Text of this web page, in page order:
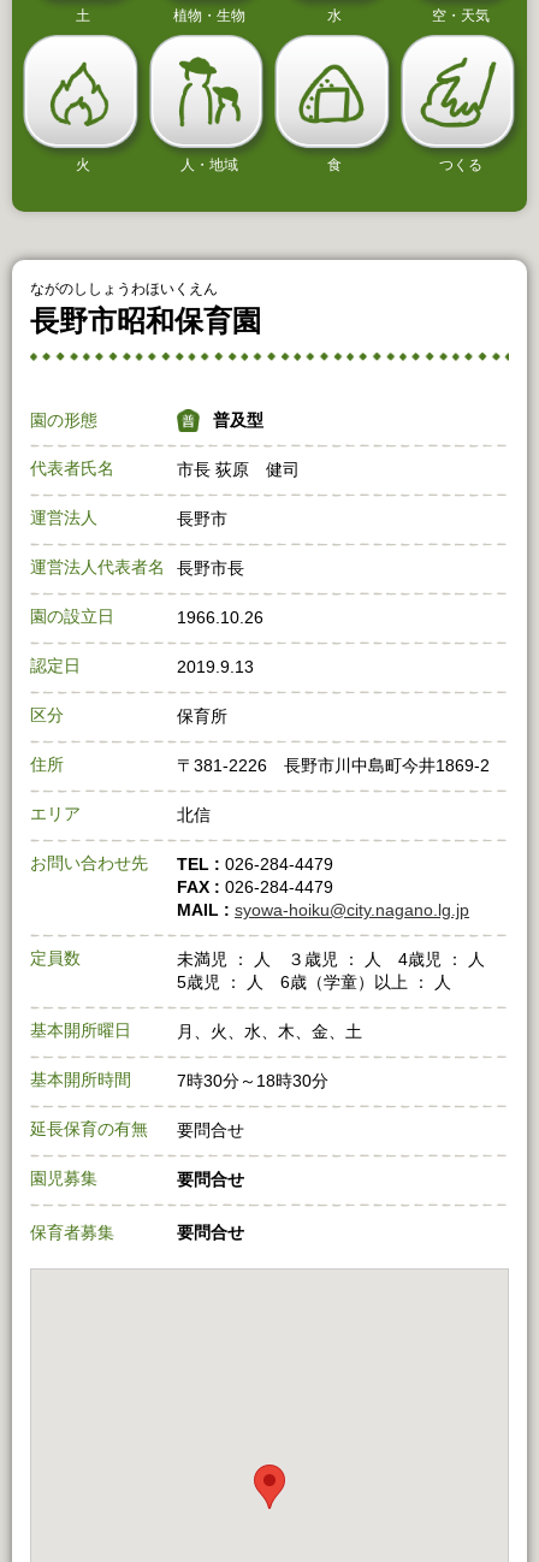
土 植物・生物 水 空・天気
火 人・地域 食 つくる
ながのししょうわほいくえん
長野市昭和保育園
園の形態 普及型
代表者氏名 市長 荻原 健司
運営法人 長野市
運営法人代表者名 長野市長
園の設立日 1966.10.26
認定日 2019.9.13
区分 保育所
住所 〒381‐2226 長野市川中島町今井1869‐2
エリア 北信
お問い合わせ先 TEL : 026‐284‐4479
FAX : 026‐284‐4479
MAIL : syowa-hoiku@city.nagano.lg.jp
定員数
未満児 ： 人 ３歳児 ： 人 4歳児 ： 人
5歳児 ： 人 6歳（学童）以上 ： 人
基本開所曜日 月、火、水、木、金、土
基本開所時間 7時30分～18時30分
延長保育の有無 要問合せ
園児募集 要問合せ
保育者募集 要問合せ